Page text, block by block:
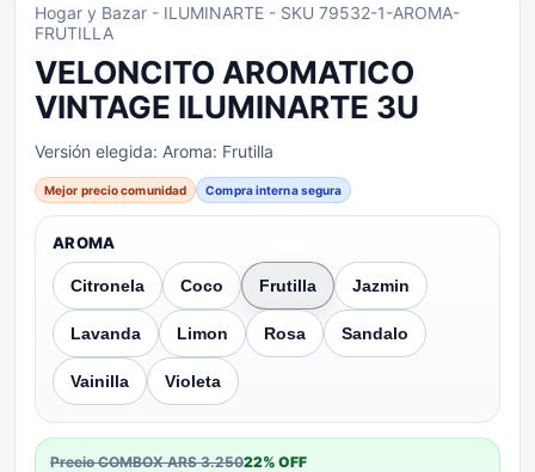
Hogar y Bazar - ILUMINARTE - SKU 79532-1-AROMA-
FRUTILLA
VELONCITO AROMATICO
VINTAGE ILUMINARTE 3U
Versión elegida: Aroma: Frutilla
Mejor precio comunidad Compra interna segura
AROMA
Citronela Coco Frutilla Jazmin
Lavanda Limon Rosa Sandalo
Vainilla Violeta
Precio COMBOXARS 3.25022% OFF